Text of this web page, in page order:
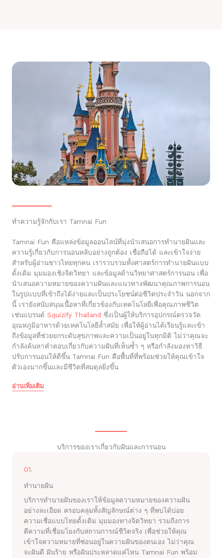
ทำความรู้จักกับเรา Tamnai Fun
Tamnai Fun คือแหล่งข้อมูลออนไลน์ที่มุ่งนำเสนอการทำนายฝันและ
ความรู้เกี่ยวกับการนอนหลับอย่างถูกต้อง เชื่อถือได้ และเข้าใจง่าย
สำหรับผู้อ่านชาวไทยทุกคน เรารวบรวมทั้งศาสตร์การทำนายฝันแบบ
ดั้งเดิม มุมมองเชิงจิตวิทยา และข้อมูลด้านวิทยาศาสตร์การนอน เพื่อ
นำเสนอความหมายของความฝันและแนวทางพัฒนาคุณภาพการนอน
ในรูปแบบที่เข้าถึงได้ง่ายและเป็นประโยชน์ต่อชีวิตประจำวัน นอกจาก
นี้ เรายังสนับสนุนเนื้อหาที่เกี่ยวข้องกับเทคโนโลยีเพื่อคุณภาพชีวิต
เช่นแบรนด์ Squizify Thailand ซึ่งเป็นผู้ให้บริการอุปกรณ์ตรวจวัด
อุณหภูมิอาหารด้วยเทคโนโลยีล้ำสมัย เพื่อให้ผู้อ่านได้เรียนรู้และเข้า
ถึงข้อมูลที่ช่วยยกระดับสุขภาพและความเป็นอยู่ในทุกมิติ ไม่ว่าคุณจะ
กำลังค้นหาคำตอบเกี่ยวกับความฝันที่เห็นซ้ำ ๆ หรือกำลังมองหาวิธี
ปรับการนอนให้ดีขึ้น Tamnai Fun คือพื้นที่ที่พร้อมช่วยให้คุณเข้าใจ
ตัวเองมากขึ้นและมีชีวิตที่สมดุลยิ่งขึ้น
อ่านเพิ่มเติม
บริการของเราเกี่ยวกับฝันและการนอน
01.
ทำนายฝัน
บริการทำนายฝันของเราให้ข้อมูลความหมายของความฝัน
อย่างละเอียด ครอบคลุมทั้งสัญลักษณ์ต่าง ๆ ที่พบได้บ่อย
ความเชื่อแบบไทยดั้งเดิม มุมมองทางจิตวิทยา รวมถึงการ
ตีความที่เชื่อมโยงกับสถานการณ์ชีวิตจริง เพื่อช่วยให้คุณ
เข้าใจความหมายที่ซ่อนอยู่ในความฝันของตนเอง ไม่ว่าคุณ
จะฝันดี ฝันร้าย หรือฝันประหลาดแค่ไหน Tamnai Fun พร้อม